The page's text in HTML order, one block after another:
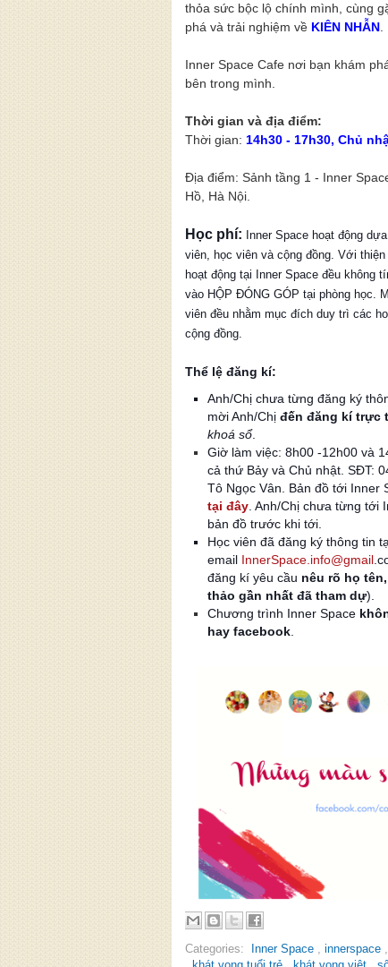
thỏa sức bộc lộ chính mình, cùng
phá và trải nghiệm về KIÊN NHẪN
Inner Space Cafe nơi bạn khám
bên trong mình.
Thời gian và địa điểm:
Thời gian: 14h30 - 17h30, Chủ
Địa điểm: Sảnh tầng 1 - Inner
Hồ, Hà Nội.
Học phí: Inner Space hoạt động
viên, học viên và cộng đồng. Với
hoạt động tại Inner Space đều không
vào HỘP ĐÓNG GÓP tại phòng học.
viên đều nhằm mục đích duy trì các
cộng đồng.
Thể lệ đăng kí:
Anh/Chị chưa từng đăng ký
mời Anh/Chị đến đăng kí trực
khoá sổ.
Giờ làm việc: 8h00 -12h00 và
cả thứ Bảy và Chủ nhật. SĐT:
Tô Ngọc Vân. Bản đồ tới Inner
tại đây . Anh/Chị chưa từng tới
bản đồ trước khi tới.
Học viên đã đăng ký thông tin
email InnerSpace.info@gmail
đăng kí yêu cầu nêu rõ họ
thảo gần nhất đã tham dự).
Chương trình Inner Space
hay facebook
Categories: Inner Space , innerspace ,